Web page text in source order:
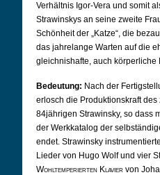
Verhältnis Igor-Vera und somit
Strawinskys an seine zweite
Schönheit der „Katze“, die
das jahrelange Warten auf die
gleichnishafte, auch körperliche
Bedeutung: Nach der
erlosch die Produktionskraft
84jährigen Strawinsky, so dass
der Werkkatalog der
endet. Strawinsky
Lieder von Hugo Wolf und vier
Wohltemperierten Klavier von